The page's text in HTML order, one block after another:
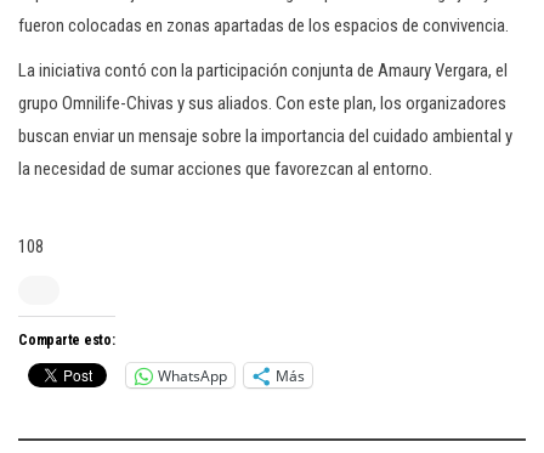
fueron colocadas en zonas apartadas de los espacios de convivencia.
La iniciativa contó con la participación conjunta de Amaury Vergara, el
grupo Omnilife-Chivas y sus aliados. Con este plan, los organizadores
buscan enviar un mensaje sobre la importancia del cuidado ambiental y
la necesidad de sumar acciones que favorezcan al entorno.
108
Comparte esto:
WhatsApp Más